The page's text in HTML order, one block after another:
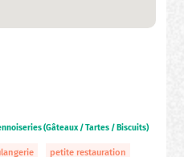
(Gâteaux / Tartes / Biscuits)
petite restauration